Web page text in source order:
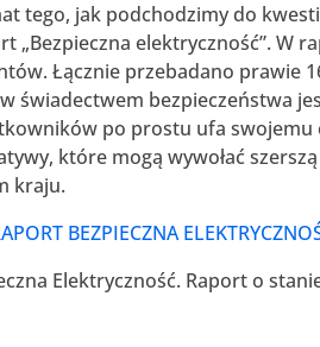
tego, jak podchodzimy do
„Bezpieczna elektryczność”. W
Łącznie przebadano prawie
świadectwem bezpieczeństwa
po prostu ufa
które mogą wywołać
kraju.
BEZPIECZNA
Elektryczność. Raport o